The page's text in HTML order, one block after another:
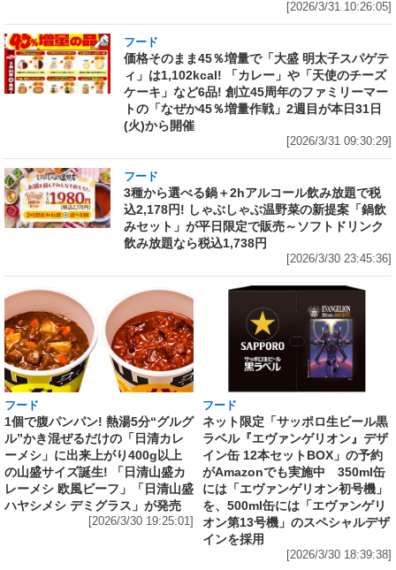
[2026/3/31 10:26:05]
フード
価格そのまま45％増量で「大盛 明太子スパゲテ
ィ」は1,102kcal! 「カレー」や「天使のチーズ
ケーキ」など6品! 創立45周年のファミリーマー
トの「なぜか45％増量作戦」2週目が本日31日
(火)から開催
[2026/3/31 09:30:29]
フード
3種から選べる鍋＋2hアルコール飲み放題で税
込2,178円! しゃぶしゃぶ温野菜の新提案「鍋飲
みセット」が平日限定で販売～ソフトドリンク
飲み放題なら税込1,738円
[2026/3/30 23:45:36]
フード
1個で腹パンパン! 熱湯5分“グルグ
ル”かき混ぜるだけの「日清カレ
ーメシ」に出来上がり400g以上
の山盛サイズ誕生! 「日清山盛カ
レーメシ 欧風ビーフ」「日清山盛
ハヤシメシ デミグラス」が発売
[2026/3/30 19:25:01]
フード
ネット限定「サッポロ生ビール黒
ラベル『エヴァンゲリオン』デザ
イン缶 12本セットBOX」の予約
がAmazonでも実施中 350ml缶
には「エヴァンゲリオン初号機」
を、500ml缶には「エヴァンゲリ
オン第13号機」のスペシャルデザ
インを採用
[2026/3/30 18:39:38]